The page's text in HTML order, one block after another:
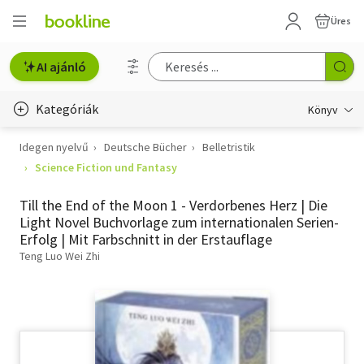
Üres
AI ajánló
Kategóriák Könyv
Életmód, egészség
Gyermek- és ifjúsági
Hobbi, szabadidő
Idegen nyelvű Deutsche Bücher
Belletristik
Science Fiction und Fantasy
Till the End of the Moon 1 - Verdorbenes Herz | Die
Light Novel Buchvorlage zum internationalen Serien-
Erfolg | Mit Farbschnitt in der Erstauflage
Teng Luo Wei Zhi